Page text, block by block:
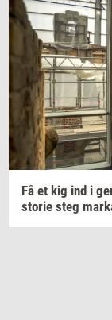
Få et kig ind i
sto­rie steg